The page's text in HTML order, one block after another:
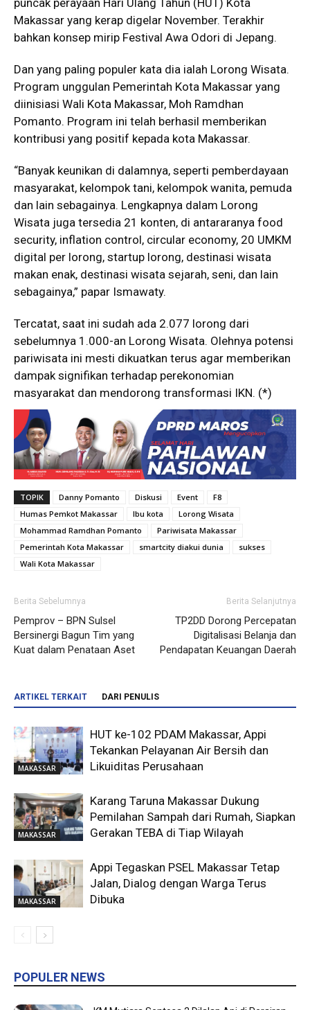
puncak perayaan Hari Ulang Tahun (HUT) Kota
Makassar yang kerap digelar November. Terakhir
bahkan konsep mirip Festival Awa Odori di Jepang.
Dan yang paling populer kata dia ialah Lorong Wisata.
Program unggulan Pemerintah Kota Makassar yang
diinisiasi Wali Kota Makassar, Moh Ramdhan
Pomanto. Program ini telah berhasil memberikan
kontribusi yang positif kepada kota Makassar.
“Banyak keunikan di dalamnya, seperti pemberdayaan
masyarakat, kelompok tani, kelompok wanita, pemuda
dan lain sebagainya. Lengkapnya dalam Lorong
Wisata juga tersedia 21 konten, di antararanya food
security, inflation control, circular economy, 20 UMKM
digital per lorong, startup lorong, destinasi wisata
makan enak, destinasi wisata sejarah, seni, dan lain
sebagainya,” papar Ismawaty.
Tercatat, saat ini sudah ada 2.077 lorong dari
sebelumnya 1.000-an Lorong Wisata. Olehnya potensi
pariwisata ini mesti dikuatkan terus agar memberikan
dampak signifikan terhadap perekonomian
masyarakat dan mendorong transformasi IKN. (*)
TOPIK Danny Pomanto Diskusi Event
F8
Humas Pemkot Makassar
Ibu kota
Lorong Wisata
Mohammad Ramdhan Pomanto
Pariwisata Makassar
Pemerintah Kota Makassar
smartcity diakui dunia
sukses
Wali Kota Makassar
Berita Sebelumnya
Pemprov – BPN Sulsel
Bersinergi Bagun Tim yang
Kuat dalam Penataan Aset
Berita Selanjutnya
TP2DD Dorong Percepatan
Digitalisasi Belanja dan
Pendapatan Keuangan Daerah
ARTIKEL TERKAIT DARI PENULIS
MAKASSAR
HUT ke-102 PDAM Makassar, Appi
Tekankan Pelayanan Air Bersih dan
Likuiditas Perusahaan
MAKASSAR
Karang Taruna Makassar Dukung
Pemilahan Sampah dari Rumah, Siapkan
Gerakan TEBA di Tiap Wilayah
MAKASSAR
Appi Tegaskan PSEL Makassar Tetap
Jalan, Dialog dengan Warga Terus
Dibuka
POPULER NEWS